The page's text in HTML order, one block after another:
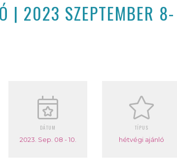
| 2023 SZEPTEMBER 8-
DÁTUM
2023. Sep. 08 - 10.
TÍPUS
hétvégi ajánló